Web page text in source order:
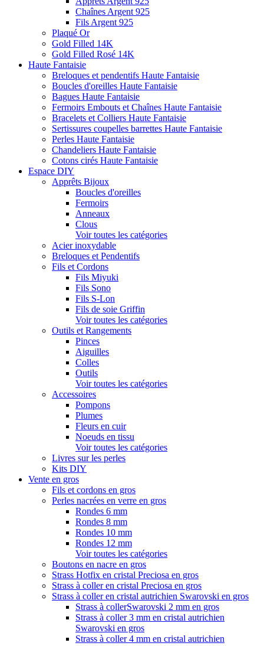
Chaînes Argent 925
Fils Argent 925
Plaqué Or
Gold Filled 14K
Gold Filled Rosé 14K
Haute Fantaisie
Breloques et pendentifs Haute Fantaisie
Boucles d'oreilles Haute Fantaisie
Bagues Haute Fantaisie
Fermoirs Embouts et Chaînes Haute Fantaisie
Bracelets et Colliers Haute Fantaisie
Sertissures coupelles barrettes Haute Fantaisie
Perles Haute Fantaisie
Chandeliers Haute Fantaisie
Cotons cirés Haute Fantaisie
Espace DIY
Apprêts Bijoux
Boucles d'oreilles
Fermoirs
Anneaux
Clous
Voir toutes les catégories
Acier inoxydable
Breloques et Pendentifs
Fils et Cordons
Fils Miyuki
Fils Sono
Fils S-Lon
Fils de soie Griffin
Voir toutes les catégories
Outils et Rangements
Pinces
Aiguilles
Colles
Outils
Voir toutes les catégories
Accessoires
Pompons
Plumes
Fleurs en cuir
Noeuds en tissu
Voir toutes les catégories
Livres sur les perles
Kits DIY
Vente en gros
Fils et cordons en gros
Perles nacrées en verre en gros
Rondes 6 mm
Rondes 8 mm
Rondes 10 mm
Rondes 12 mm
Voir toutes les catégories
Boutons en nacre en gros
Strass Hotfix en cristal Preciosa en gros
Strass à coller en cristal Preciosa en gros
Strass à coller en cristal autrichien Swarovski en gros
Strass à collerSwarovski 2 mm en gros
Strass à coller 3 mm en cristal autrichien
Swarovski en gros
Strass à coller 4 mm en cristal autrichien